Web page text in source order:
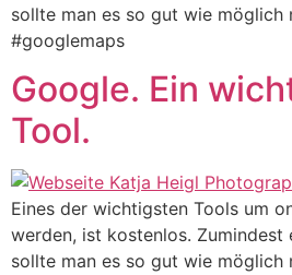
sollte man es so gut wie möglich
#googlemaps
Google. Ein
Tool.
Eines der wichtigsten Tools um
werden, ist kostenlos. Zumindest
sollte man es so gut wie möglich